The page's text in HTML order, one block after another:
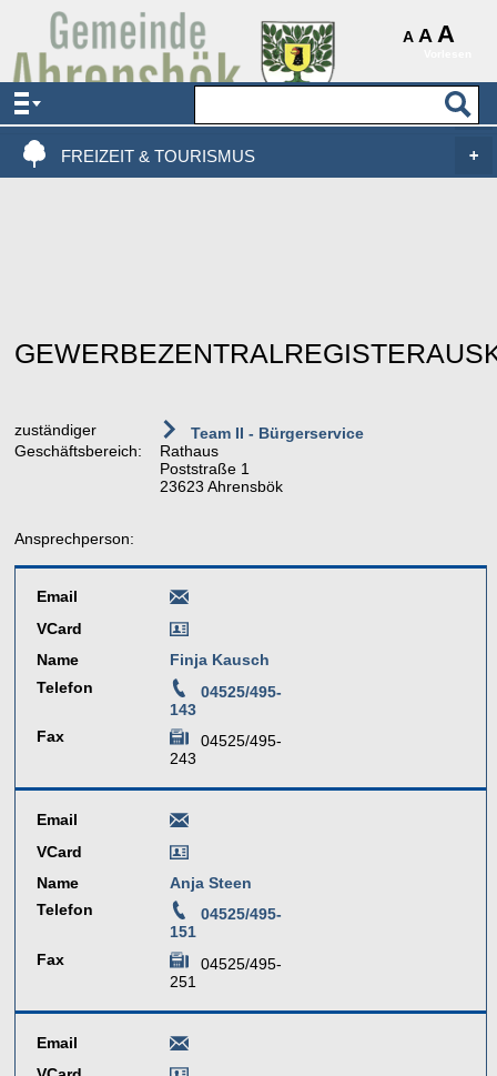
A A A
AKTUELLES & SERVICE
VERWALTUNG & POLITIK
FREIZEIT & TOURISMUS
zuständiger
Geschäftsbereich:
Team II - Bürgerservice
Rathaus
Poststraße 1
23623 Ahrensbök
Ansprechperson:
Email
VCard
Name
Finja Kausch
Telefon
04525/495-
143
Fax
04525/495-
243
Email
VCard
Name
Anja Steen
Telefon
04525/495-
151
Fax
04525/495-
251
Email